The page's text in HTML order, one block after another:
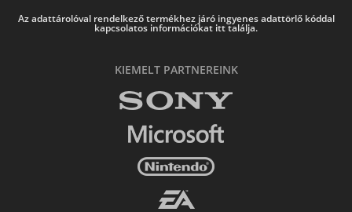
Az adattárolóval rendelkező termékhez járó ingyenes adattörlő kóddal
kapcsolatos információkat itt találja.
KIEMELT PARTNEREINK